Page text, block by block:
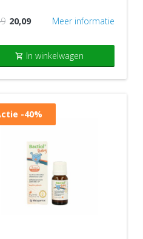
20,09 Meer informatie
shopping_cart In winkelwagen
-40%